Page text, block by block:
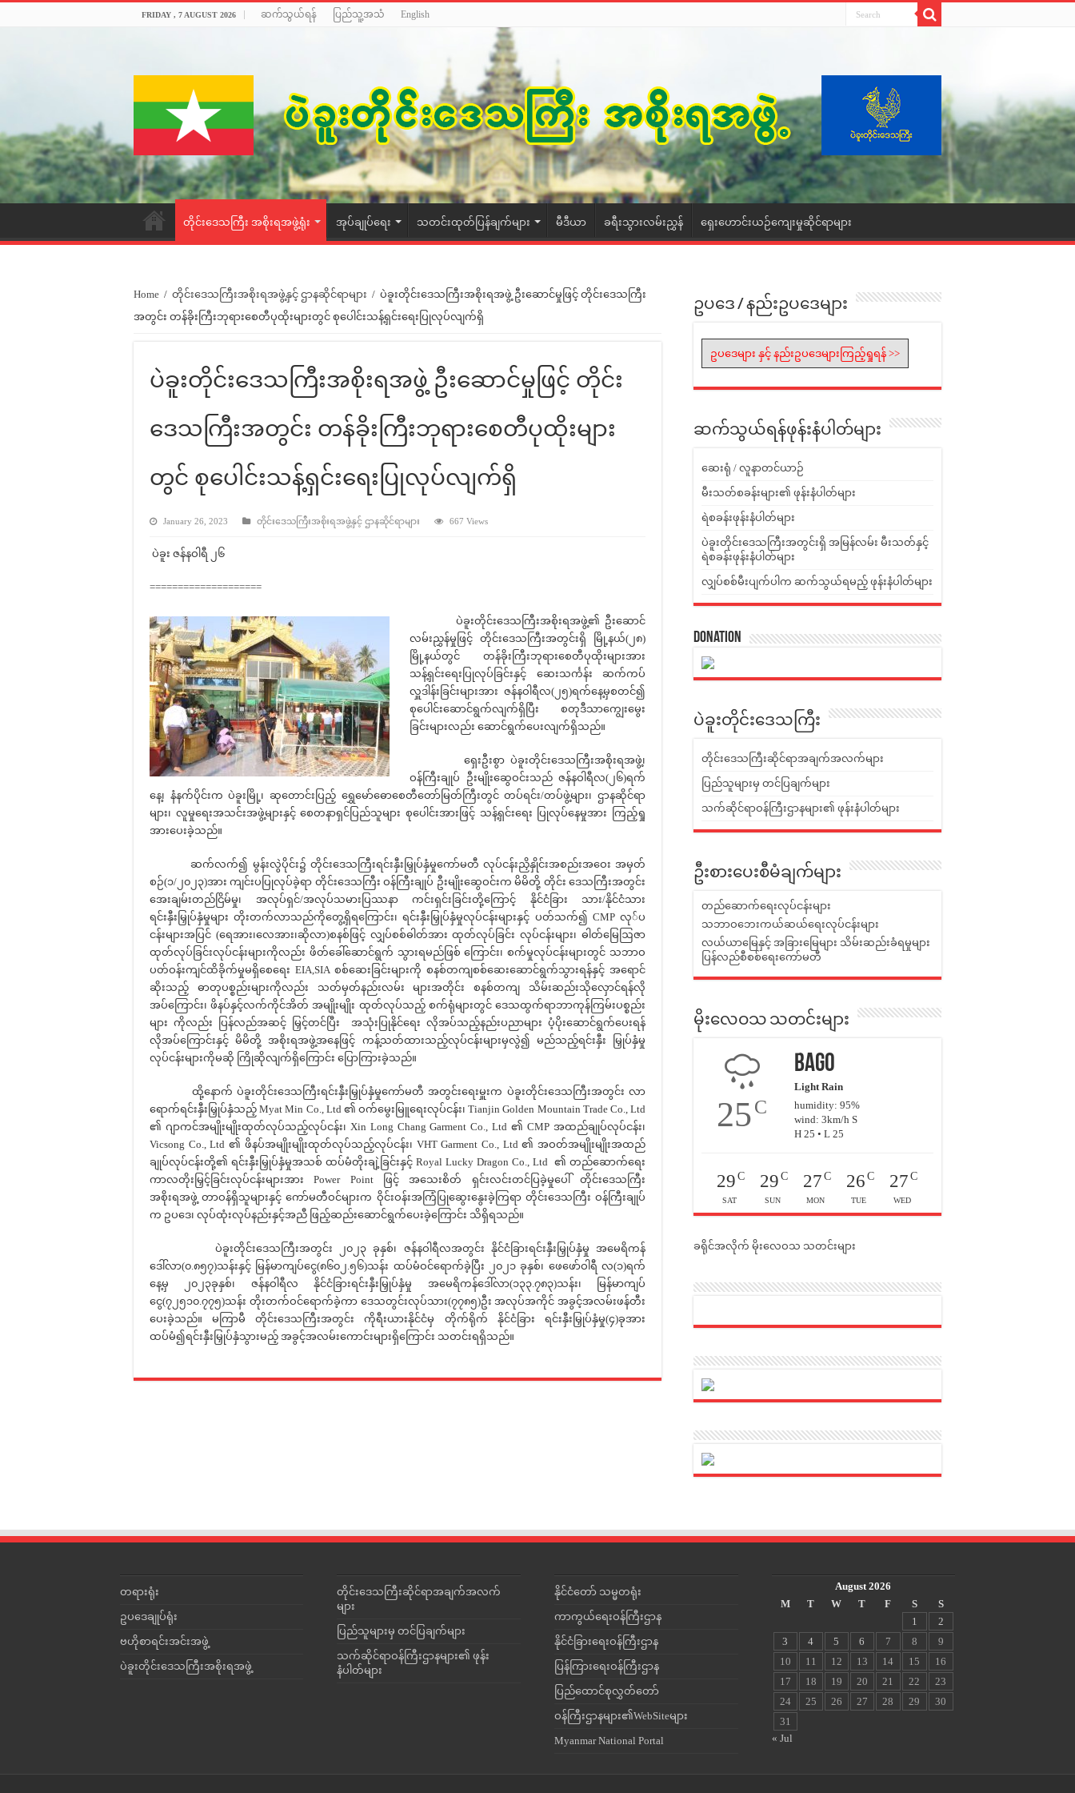
FRIDAY , 7 AUGUST 2026 ဆက်သွယ်ရန် ပြည်သူ့အသံ English
တိုင်းဒေသကြီး အစိုးရအဖွဲ့ရုံး အုပ်ချုပ်ရေး သတင်းထုတ်ပြန်ချက်များ မီဒီယာ ခရီးသွားလမ်းညွှန် ရှေးဟောင်းယဉ်ကျေးမှုဆိုင်ရာများ
Home / တိုင်းဒေသကြီးအစိုးရအဖွဲ့နှင့် ဌာနဆိုင်ရာများ / ပဲခူးတိုင်းဒေသကြီးအစိုးရအဖွဲ့ ဦးဆောင်မှုဖြင့် တိုင်းဒေသကြီး
အတွင်း တန်ခိုးကြီးဘုရားစေတီပုထိုးများတွင် စုပေါင်းသန့်ရှင်းရေးပြုလုပ်လျက်ရှိ
ပဲခူးတိုင်းဒေသကြီးအစိုးရအဖွဲ့ ဦးဆောင်မှုဖြင့် တိုင်း
ဒေသကြီးအတွင်း တန်ခိုးကြီးဘုရားစေတီပုထိုးများ
တွင် စုပေါင်းသန့်ရှင်းရေးပြုလုပ်လျက်ရှိ
January 26, 2023 တိုင်းဒေသကြီးအစိုးရအဖွဲ့နှင့် ဌာနဆိုင်ရာများ 667 Views
ပဲခူး ဇန်နဝါရီ ၂၆
====================
ပဲခူးတိုင်းဒေသကြီးအစိုးရအဖွဲ့၏ ဦးဆောင်
လမ်းညွှန်မှုဖြင့် တိုင်းဒေသကြီးအတွင်းရှိ မြို့နယ်(၂၈)
မြို့နယ်တွင် တန်ခိုးကြီးဘုရားစေတီပုထိုးများအား
သန့်ရှင်းရေးပြုလုပ်ခြင်းနှင့် ဆေးသင်္ကန်း ဆက်ကပ်
လှူဒါန်းခြင်းများအား ဇန်နဝါရီလ(၂၅)ရက်နေ့မှစတင်၍
စုပေါင်းဆောင်ရွက်လျက်ရှိပြီး စတုဒီသာကျွေးမွေး
ခြင်းများလည်း ဆောင်ရွက်ပေးလျက်ရှိသည်။
ရှေးဦးစွာ ပဲခူးတိုင်းဒေသကြီးအစိုးရအဖွဲ့၊
ဝန်ကြီးချုပ် ဦးမျိုးဆွေဝင်းသည် ဇန်နဝါရီလ(၂၆)ရက်
နေ့၊ နံနက်ပိုင်းက ပဲခူးမြို့၊ ဆုတောင်းပြည့် ရွှေမော်ဓောစေတီတော်မြတ်ကြီးတွင် တပ်ရင်း/တပ်ဖွဲ့များ၊ ဌာနဆိုင်ရာ
များ၊ လူမှုရေးအသင်းအဖွဲ့များနှင့် စေတနာရှင်ပြည်သူများ စုပေါင်းအားဖြင့် သန့်ရှင်းရေး ပြုလုပ်နေမှုအား ကြည့်ရှု
အားပေးခဲ့သည်။
ဆက်လက်၍ မွန်းလွဲပိုင်း၌ တိုင်းဒေသကြီးရင်းနှီးမြှုပ်နှံမှုကော်မတီ လုပ်ငန်းညှိနှိုင်းအစည်းအဝေး အမှတ်
စဉ်(၁/၂၀၂၃)အား ကျင်းပပြုလုပ်ခဲ့ရာ တိုင်းဒေသကြီး ဝန်ကြီးချုပ် ဦးမျိုးဆွေဝင်းက မိမိတို့ တိုင်း ဒေသကြီးအတွင်း
အေးချမ်းတည်ငြိမ်မှု၊ အလုပ်ရှင်/အလုပ်သမားပြဿနာ ကင်းရှင်းခြင်းတို့ကြောင့် နိုင်ငံခြား သား/နိုင်ငံသား
ရင်းနှီးမြှုပ်နှံမှုများ တိုးတက်လာသည်ကိုတွေ့ရှိရကြောင်း၊ ရင်းနှီးမြှုပ်နှံမှုလုပ်ငန်းများနှင့် ပတ်သက်၍ CMP လု်ပ
ငန်းများအပြင် (ရေအား၊လေအား၊ဆိုလာ)စနစ်ဖြင့် လျှပ်စစ်ဓါတ်အား ထုတ်လုပ်ခြင်း လုပ်ငန်းများ၊ ဓါတ်မြေဩဇာ
ထုတ်လုပ်ခြင်းလုပ်ငန်းများကိုလည်း ဖိတ်ခေါ်ဆောင်ရွက် သွားရမည်ဖြစ် ကြောင်း၊ စက်မှုလုပ်ငန်းများတွင် သဘာဝ
ပတ်ဝန်းကျင်ထိခိုက်မှုမရှိစေရေး EIA,SIA စစ်ဆေးခြင်းများကို စနစ်တကျစစ်ဆေးဆောင်ရွက်သွားရန်နှင့် အရောင်
ဆိုးသည့် ဓာတုပစ္စည်းများကိုလည်း သတ်မှတ်နည်းလမ်း များအတိုင်း စနစ်တကျ သိမ်းဆည်းသိုလှောင်ရန်လို
အပ်ကြောင်း၊ ဖိနပ်နှင့်လက်ကိုင်အိတ် အမျိုးမျိုး ထုတ်လုပ်သည့် စက်ရုံများတွင် ဒေသထွက်ရာဘာကုန်ကြမ်းပစ္စည်း
များ ကိုလည်း ပြန်လည်အဆင့် မြှင့်တင်ပြီး အသုံးပြုနိုင်ရေး လိုအပ်သည့်နည်းပညာများ ပံ့ပိုးဆောင်ရွက်ပေးရန်
လိုအပ်ကြောင်းနှင့် မိမိတို့ အစိုးရအဖွဲ့အနေဖြင့် ကန့်သတ်ထားသည့်လုပ်ငန်းများမှလွဲ၍ မည်သည့်ရင်းနှီး မြှုပ်နှံမှု
လုပ်ငန်းများကိုမဆို ကြိုဆိုလျက်ရှိကြောင်း ပြောကြားခဲ့သည်။
ထို့နောက် ပဲခူးတိုင်းဒေသကြီးရင်းနှီးမြှုပ်နှံမှုကော်မတီ အတွင်းရေးမှူးက ပဲခူးတိုင်းဒေသကြီးအတွင်း လာ
ရောက်ရင်းနှီးမြှုပ်နှံသည့် Myat Min Co., Ltd ၏ ဝက်မွေးမြူရေးလုပ်ငန်း၊ Tianjin Golden Mountain Trade Co., Ltd
၏ ဂျာကင်အမျိုးမျိုးထုတ်လုပ်သည့်လုပ်ငန်း၊ Xin Long Chang Garment Co., Ltd ၏ CMP အထည်ချုပ်လုပ်ငန်း၊
Vicsong Co., Ltd ၏ ဖိနပ်အမျိုးမျိုးထုတ်လုပ်သည့်လုပ်ငန်း၊ VHT Garment Co., Ltd ၏ အဝတ်အမျိုးမျိုးအထည်
ချုပ်လုပ်ငန်းတို့၏ ရင်းနှီးမြှုပ်နှံမှုအသစ် ထပ်မံတိုးချဲ့ခြင်းနှင့် Royal Lucky Dragon Co., Ltd ၏ တည်ဆောက်ရေး
ကာလတိုးမြှင့်ခြင်းလုပ်ငန်းများအား Power Point ဖြင့် အသေးစိတ် ရှင်းလင်းတင်ပြခဲ့မှုပေါ် တိုင်းဒေသကြီး
အစိုးရအဖွဲ့ တာဝန်ရှိသူများနှင့် ကော်မတီဝင်များက ဝိုင်းဝန်းအကြံပြုဆွေးနွေးခဲ့ကြရာ တိုင်းဒေသကြီး ဝန်ကြီးချုပ်
က ဥပဒေ၊ လုပ်ထုံးလုပ်နည်းနှင့်အညီ ဖြည့်ဆည်းဆောင်ရွက်ပေးခဲ့ကြောင်း သိရှိရသည်။
ပဲခူးတိုင်းဒေသကြီးအတွင်း ၂၀၂၃ ခုနှစ်၊ ဇန်နဝါရီလအတွင်း နိုင်ငံခြားရင်းနှီးမြှုပ်နှံမှု အမေရိကန်
ဒေါ်လာ(၀.၈၅၇)သန်းနှင့် မြန်မာကျပ်ငွေ(၈၆၀၂.၅၆)သန်း ထပ်မံဝင်ရောက်ခဲ့ပြီး ၂၀၂၁ ခုနှစ်၊ ဖေဖော်ဝါရီ လ(၁)ရက်
နေ့မှ ၂၀၂၃ခုနှစ်၊ ဇန်နဝါရီလ နိုင်ငံခြားရင်းနှီးမြှုပ်နှံမှု အမေရိကန်ဒေါ်လာ(၁၃၃.၇၈၃)သန်း၊ မြန်မာကျပ်
ငွေ(၇၂၅၁၀.၇၇၅)သန်း တိုးတက်ဝင်ရောက်ခဲ့ကာ ဒေသတွင်းလုပ်သား(၇၇၈၅)ဦး အလုပ်အကိုင် အခွင့်အလမ်းဖန်တီး
ပေးခဲ့သည်။ မကြာမီ တိုင်းဒေသကြီးအတွင်း ကိုရီးယားနိုင်ငံမှ တိုက်ရိုက် နိုင်ငံခြား ရင်းနှီးမြှုပ်နှံမှု(၄)ခုအား
ထပ်မံ၍ရင်းနှီးမြှုပ်နှံသွားမည့် အခွင့်အလမ်းကောင်းများရှိကြောင်း သတင်းရရှိသည်။
ဥပဒေ / နည်းဥပဒေများ
ဥပဒေများ နှင့် နည်းဥပဒေများကြည့်ရှုရန် >>
ဆက်သွယ်ရန်ဖုန်းနံပါတ်များ
ဆေးရုံ / လူနာတင်ယာဉ်
မီးသတ်စခန်းများ၏ ဖုန်းနံပါတ်များ
ရဲစခန်းဖုန်းနံပါတ်များ
ပဲခူးတိုင်းဒေသကြီးအတွင်းရှိ အမြန်လမ်း မီးသတ်နှင့်
ရဲစခန်းဖုန်းနံပါတ်များ
လျှပ်စစ်မီးပျက်ပါက ဆက်သွယ်ရမည့် ဖုန်းနံပါတ်များ
Donation
ပဲခူးတိုင်းဒေသကြီး
တိုင်းဒေသကြီးဆိုင်ရာအချက်အလက်များ
ပြည်သူများမှ တင်ပြချက်များ
သက်ဆိုင်ရာဝန်ကြီးဌာနများ၏ ဖုန်းနံပါတ်များ
ဦးစားပေးစီမံချက်များ
တည်ဆောက်ရေးလုပ်ငန်းများ
သဘာဝဘေးကယ်ဆယ်ရေးလုပ်ငန်းများ
လယ်ယာမြေနှင့် အခြားမြေများ သိမ်းဆည်းခံရမှုများ
ပြန်လည်စီစစ်ရေးကော်မတီ
မိုးလေဝသ သတင်းများ
25C
Bago
Light Rain
humidity: 95%
wind: 3km/h S
H 25 • L 25
29 C
SAT
29 C
SUN
27 C
MON
26 C
TUE
27 C
WED
ခရိုင်အလိုက် မိုးလေဝသ သတင်းများ
တရားရုံး
ဥပဒေချုပ်ရုံး
ဗဟိုစာရင်းအင်းအဖွဲ့
ပဲခူးတိုင်းဒေသကြီးအစိုးရအဖွဲ့
တိုင်းဒေသကြီးဆိုင်ရာအချက်အလက်
များ
ပြည်သူများမှ တင်ပြချက်များ
သက်ဆိုင်ရာဝန်ကြီးဌာနများ၏ ဖုန်း
နံပါတ်များ
နိုင်ငံတော် သမ္မတရုံး
ကာကွယ်ရေးဝန်ကြီးဌာန
နိုင်ငံခြားရေးဝန်ကြီးဌာန
ပြန်ကြားရေးဝန်ကြီးဌာန
ပြည်ထောင်စုလွှတ်တော်
ဝန်ကြီးဌာနများ၏WebSiteများ
Myanmar National Portal
August 2026
M
T W T F S
S
1
2
3
4 5 6 7 8
9
10
11 12 13 14 15
16
17
18 19 20 21 22
23
24
25 26 27 28 29
30
31
« Jul